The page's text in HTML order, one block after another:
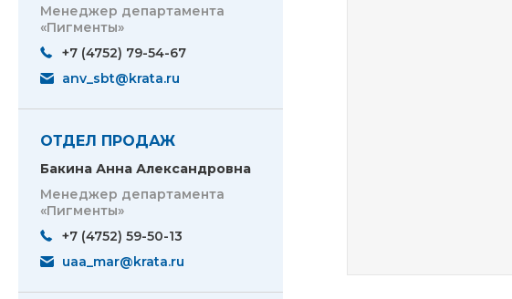
Менеджер департамента
«Пигменты»
+7 (4752) 79-54-67
anv_sbt@krata.ru
ОТДЕЛ ПРОДАЖ
Бакина Анна Александровна
Менеджер департамента
«Пигменты»
+7 (4752) 59-50-13
uaa_mar@krata.ru